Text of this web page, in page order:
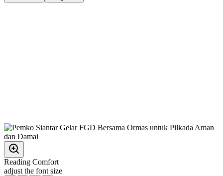
Reading Comfort
adjust the font size